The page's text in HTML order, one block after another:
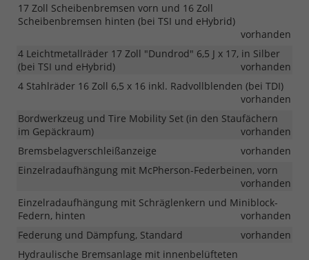
17 Zoll Scheibenbremsen vorn und 16 Zoll
Scheibenbremsen hinten (bei TSI und eHybrid)
vorhanden
4 Leichtmetallräder 17 Zoll "Dundrod" 6,5 J x 17, in Silber
(bei TSI und eHybrid)
vorhanden
4 Stahlräder 16 Zoll 6,5 x 16 inkl. Radvollblenden (bei TDI)
vorhanden
Bordwerkzeug und Tire Mobility Set (in den Staufächern
im Gepäckraum)
vorhanden
Bremsbelagverschleißanzeige
vorhanden
Einzelradaufhängung mit McPherson-Federbeinen, vorn
vorhanden
Einzelradaufhängung mit Schräglenkern und Miniblock-
Federn, hinten
vorhanden
Federung und Dämpfung, Standard
vorhanden
Hydraulische Bremsanlage mit innenbelüfteten